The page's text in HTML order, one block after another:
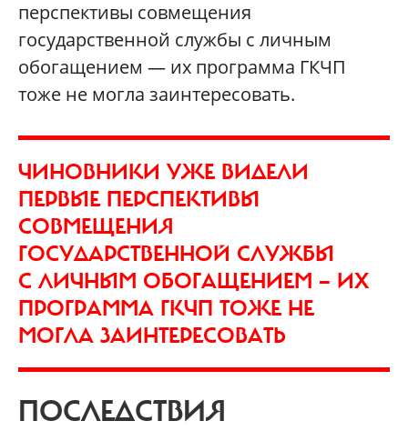
перспективы совмещения
государственной службы с личным
обогащением — их программа ГКЧП
тоже не могла заинтересовать.
ЧИНОВНИКИ УЖЕ ВИДЕЛИ
ПЕРВЫЕ ПЕРСПЕКТИВЫ
СОВМЕЩЕНИЯ
ГОСУДАРСТВЕННОЙ СЛУЖБЫ
С ЛИЧНЫМ ОБОГАЩЕНИЕМ — ИХ
ПРОГРАММА ГКЧП ТОЖЕ НЕ
МОГЛА ЗАИНТЕРЕСОВАТЬ
ПОСЛЕДСТВИЯ